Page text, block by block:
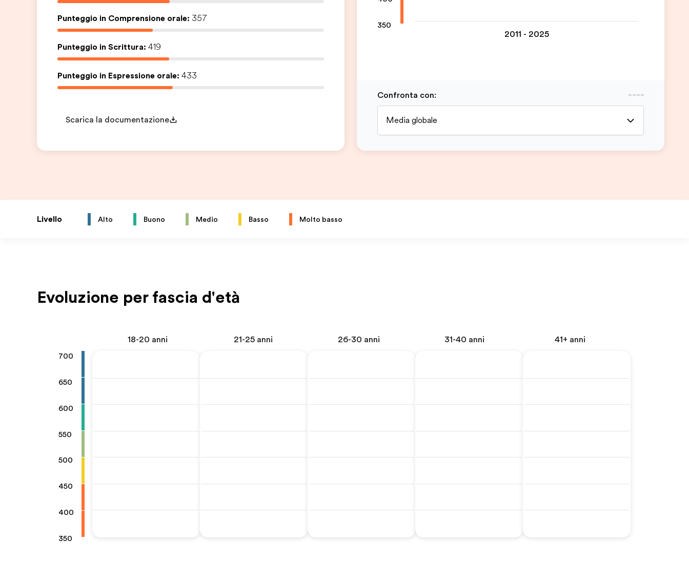
Punteggio in Comprensione orale: 357
Punteggio in Scrittura: 419
Punteggio in Espressione orale: 433
Scarica la documentazione
350
2011 - 2025
Confronta con:
Media globale
Livello Alto Buono Medio Basso Molto basso
Evoluzione per fascia d'età
18-20 anni 21-25 anni 26-30 anni 31-40 anni 41+ anni
700
650
600
550
500
450
400
350